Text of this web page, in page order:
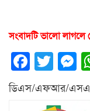
সংবাদটি ভালো লাগলে
ডিএস/এফআর/এসএ